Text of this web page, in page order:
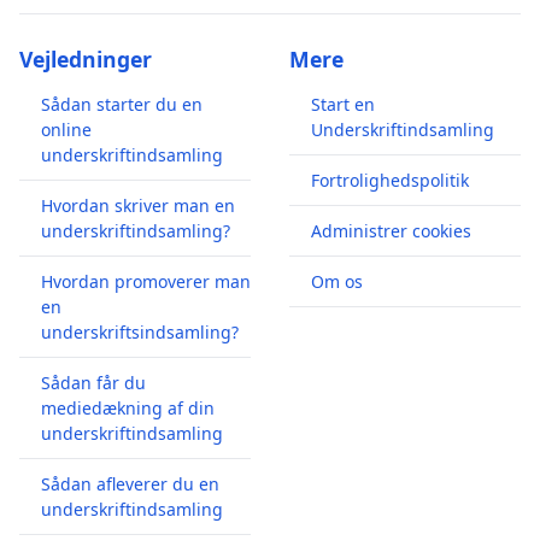
Vejledninger
Sådan starter du en
online
underskriftindsamling
Hvordan skriver man en
underskriftindsamling?
Hvordan promoverer man
en
underskriftsindsamling?
Sådan får du
mediedækning af din
underskriftindsamling
Sådan afleverer du en
underskriftindsamling
Mere
Start en
Underskriftindsamling
Fortrolighedspolitik
Administrer cookies
Om os